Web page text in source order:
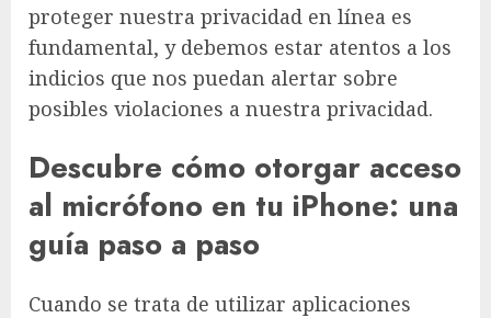
proteger nuestra privacidad en línea es
fundamental, y debemos estar atentos a los
indicios que nos puedan alertar sobre
posibles violaciones a nuestra privacidad.
Descubre cómo otorgar acceso
al micrófono en tu iPhone: una
guía paso a paso
Cuando se trata de utilizar aplicaciones